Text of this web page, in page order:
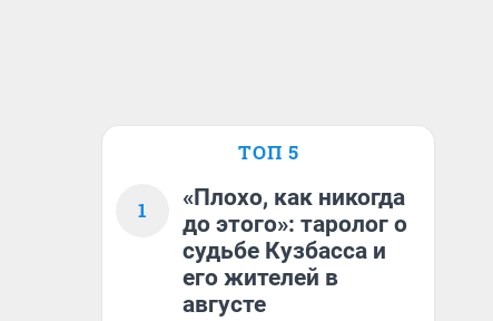
ТОП 5
1
«Плохо, как никогда
до этого»: таролог о
судьбе Кузбасса и
его жителей в
августе